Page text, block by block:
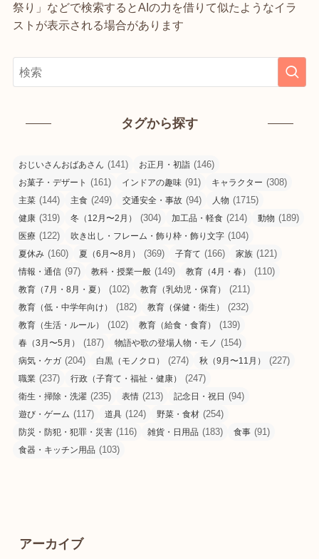
祭り」などで検索するとAIの力を借りて似たようなイラ
ストが表示される場合があります
タグから探す
おじいさんおばあさん (141) お正月・初詣 (146)
お菓子・デザート (161) インドアの趣味 (91) キャラクター (308)
主菜 (144) 主食 (249) 交通安全・事故 (94) 人物 (1715)
健康 (319) 冬（12月〜2月） (304) 加工品・軽食 (214) 動物 (189)
医療 (122) 吹き出し・フレーム・飾り枠・飾り文字 (104)
夏休み (160) 夏（6月〜8月） (369) 子育て (166) 家族 (121)
情報・通信 (97) 教科・授業一般 (149) 教育（4月・春） (110)
教育（7月・8月・夏） (102) 教育（乳幼児・保育） (211)
教育（低・中学年向け） (182) 教育（保健・衛生） (232)
教育（生活・ルール） (102) 教育（給食・食育） (139)
春（3月〜5月） (187) 物語や歌の登場人物・モノ (154)
病気・ケガ (204) 白黒（モノクロ） (274) 秋（9月〜11月） (227)
職業 (237) 行政（子育て・福祉・健康） (247)
衛生・掃除・洗濯 (235) 表情 (213) 記念日・祝日 (94)
遊び・ゲーム (117) 道具 (124) 野菜・食材 (254)
防災・防犯・犯罪・災害 (116) 雑貨・日用品 (183) 食事 (91)
食器・キッチン用品 (103)
アーカイブ